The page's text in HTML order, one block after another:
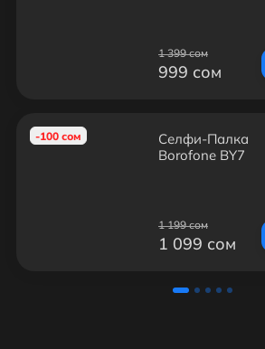
1 399 сом
999 сом
-100 сом
Селфи-Палка
Borofone BY7
1 199 сом
1 099 сом